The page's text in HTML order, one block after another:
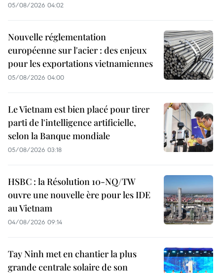
05/08/2026 04:02
Nouvelle réglementation
européenne sur l'acier : des enjeux
pour les exportations vietnamiennes
05/08/2026 04:00
Le Vietnam est bien placé pour tirer
parti de l'intelligence artificielle,
selon la Banque mondiale
05/08/2026 03:18
HSBC : la Résolution 10-NQ/TW
ouvre une nouvelle ère pour les IDE
au Vietnam
04/08/2026 09:14
Tay Ninh met en chantier la plus
grande centrale solaire de son